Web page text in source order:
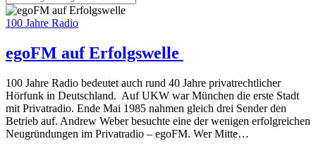
100 Jahre Radio
egoFM auf Erfolgswelle
100 Jahre Radio bedeutet auch rund 40 Jahre privatrechtlicher
Hörfunk in Deutschland. Auf UKW war München die erste Stadt
mit Privatradio. Ende Mai 1985 nahmen gleich drei Sender den
Betrieb auf. Andrew Weber besuchte eine der wenigen erfolgreichen
Neugründungen im Privatradio – egoFM. Wer Mitte…